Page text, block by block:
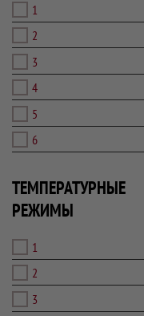
1
2
3
4
5
6
ТЕМПЕРАТУРНЫЕ
РЕЖИМЫ
1
2
3